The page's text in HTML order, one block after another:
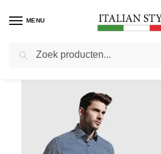
MENU
Home Blog / Hoe kies je het juiste kerst